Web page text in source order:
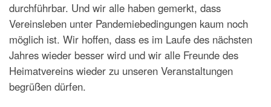
durchführbar. Und wir alle haben gemerkt, dass
Vereinsleben unter Pandemiebedingungen kaum noch
möglich ist. Wir hoffen, dass es im Laufe des nächsten
Jahres wieder besser wird und wir alle Freunde des
Heimatvereins wieder zu unseren Veranstaltungen
begrüßen dürfen.